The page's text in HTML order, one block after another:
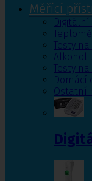
Měřící
Testy
Alkohol
Testy na
Domácí
Ostatní